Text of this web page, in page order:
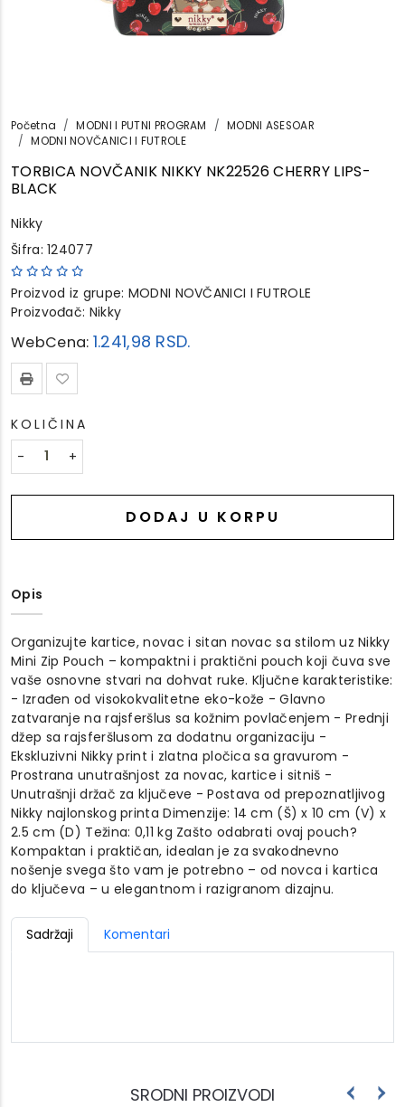
Početna MODNI I PUTNI PROGRAM
MODNI ASESOAR
MODNI NOVČANICI I FUTROLE
TORBICA NOVČANIK NIKKY NK22526 CHERRY LIPS-
BLACK
Nikky
Šifra: 124077
Proizvod iz grupe: MODNI NOVČANICI I FUTROLE
Proizvođač: Nikky
WebCena: 1.241,98 RSD.
KOLIČINA
-
+
DODAJ U KORPU
Opis
Organizujte kartice, novac i sitan novac sa stilom uz Nikky
Mini Zip Pouch – kompaktni i praktični pouch koji čuva sve
vaše osnovne stvari na dohvat ruke. Ključne karakteristike:
- Izrađen od visokokvalitetne eko-kože - Glavno
zatvaranje na rajsferšlus sa kožnim povlačenjem - Prednji
džep sa rajsferšlusom za dodatnu organizaciju -
Ekskluzivni Nikky print i zlatna pločica sa gravurom -
Prostrana unutrašnjost za novac, kartice i sitniš -
Unutrašnji držač za ključeve - Postava od prepoznatljivog
Nikky najlonskog printa Dimenzije: 14 cm (Š) x 10 cm (V) x
2.5 cm (D) Težina: 0,11 kg Zašto odabrati ovaj pouch?
Kompaktan i praktičan, idealan je za svakodnevno
nošenje svega što vam je potrebno – od novca i kartica
do ključeva – u elegantnom i razigranom dizajnu.
Sadržaji Komentari
SRODNI PROIZVODI